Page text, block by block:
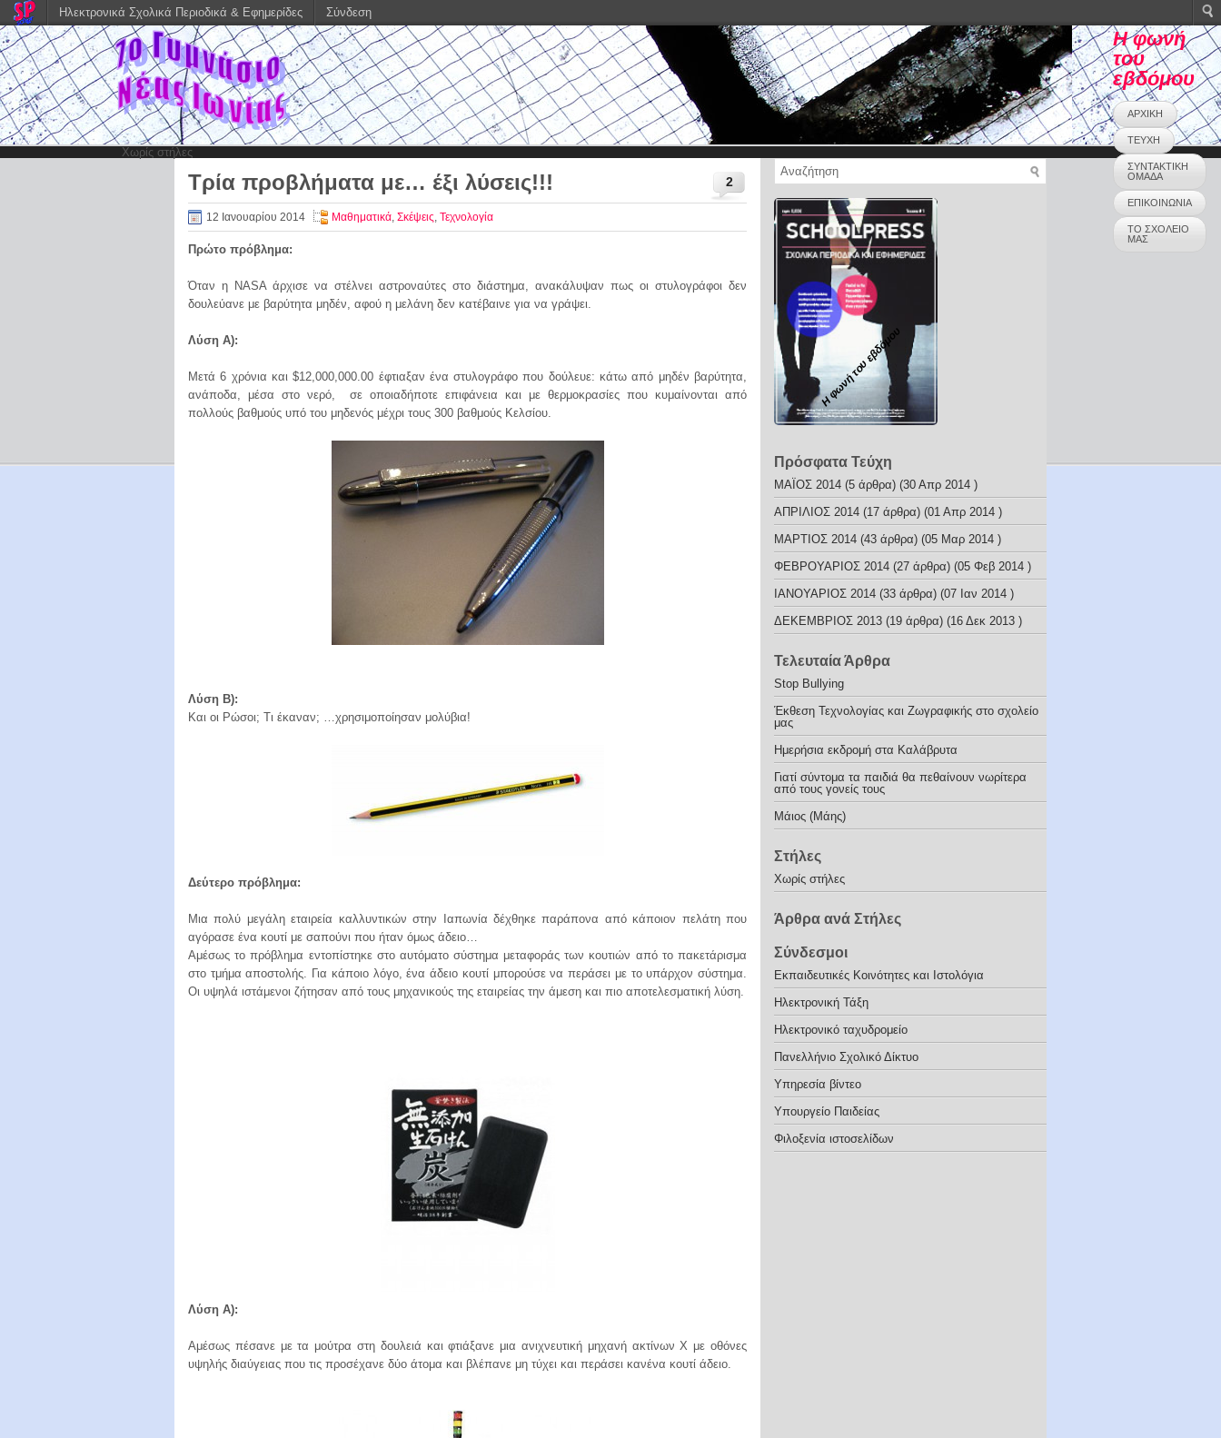
Η φωνή
του
εβδόμου
ΑΡΧΙΚΗ
ΤΕΥΧΗ
ΣΥΝΤΑΚΤΙΚΗ
ΟΜΑΔΑ
ΕΠΙΚΟΙΝΩΝΙΑ
ΤΟ ΣΧΟΛΕΙΟ
ΜΑΣ
Χωρίς στήλες
2
Τρία προβλήματα με… έξι λύσεις!!!
12 Ιανουαρίου 2014 Μαθηματικά, Σκέψεις, Τεχνολογία
Πρώτο πρόβλημα:
Όταν η NASA άρχισε να στέλνει αστροναύτες στο διάστημα, ανακάλυψαν πως οι στυλογράφοι δεν
δουλεύανε με βαρύτητα μηδέν, αφού η μελάνη δεν κατέβαινε για να γράψει.
Λύση A):
Μετά 6 χρόνια και $12,000,000.00 έφτιαξαν ένα στυλογράφο που δούλευε: κάτω από μηδέν βαρύτητα,
ανάποδα, μέσα στο νερό, σε οποιαδήποτε επιφάνεια και με θερμοκρασίες που κυμαίνονται από
πολλούς βαθμούς υπό του μηδενός μέχρι τους 300 βαθμούς Κελσίου.
Λύση B):
Και οι Ρώσοι; Τι έκαναν; …χρησιμοποίησαν μολύβια!
Δεύτερο πρόβλημα:
Μια πολύ μεγάλη εταιρεία καλλυντικών στην Ιαπωνία δέχθηκε παράπονα από κάποιον πελάτη που
αγόρασε ένα κουτί με σαπούνι που ήταν όμως άδειο…
Αμέσως το πρόβλημα εντοπίστηκε στο αυτόματο σύστημα μεταφοράς των κουτιών από το πακετάρισμα
στο τμήμα αποστολής. Για κάποιο λόγο, ένα άδειο κουτί μπορούσε να περάσει με το υπάρχον σύστημα.
Οι υψηλά ιστάμενοι ζήτησαν από τους μηχανικούς της εταιρείας την άμεση και πιο αποτελεσματική λύση.
Λύση A):
Αμέσως πέσανε με τα μούτρα στη δουλειά και φτιάξανε μια ανιχνευτική μηχανή ακτίνων Χ με οθόνες
υψηλής διαύγειας που τις προσέχανε δύο άτομα και βλέπανε μη τύχει και περάσει κανένα κουτί άδειο.
Η φωνή του εβδόμου
Πρόσφατα Τεύχη
ΜΑΪΟΣ 2014 (5 άρθρα) (30 Απρ 2014 )
ΑΠΡΙΛΙΟΣ 2014 (17 άρθρα) (01 Απρ 2014 )
ΜΑΡΤΙΟΣ 2014 (43 άρθρα) (05 Μαρ 2014 )
ΦΕΒΡΟΥΑΡΙΟΣ 2014 (27 άρθρα) (05 Φεβ 2014 )
ΙΑΝΟΥΑΡΙΟΣ 2014 (33 άρθρα) (07 Ιαν 2014 )
ΔΕΚΕΜΒΡΙΟΣ 2013 (19 άρθρα) (16 Δεκ 2013 )
Τελευταία Άρθρα
Stop Bullying
Έκθεση Τεχνολογίας και Ζωγραφικής στο σχολείο
μας
Ημερήσια εκδρομή στα Καλάβρυτα
Γιατί σύντομα τα παιδιά θα πεθαίνουν νωρίτερα
από τους γονείς τους
Μάιος (Μάης)
Στήλες
Χωρίς στήλες
Άρθρα ανά Στήλες
Σύνδεσμοι
Εκπαιδευτικές Κοινότητες και Ιστολόγια
Ηλεκτρονική Τάξη
Ηλεκτρονικό ταχυδρομείο
Πανελλήνιο Σχολικό Δίκτυο
Υπηρεσία βίντεο
Υπουργείο Παιδείας
Φιλοξενία ιστοσελίδων
Ηλεκτρονικά Σχολικά Περιοδικά & Εφημερίδες Σύνδεση